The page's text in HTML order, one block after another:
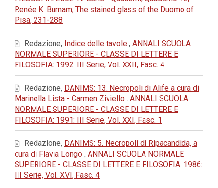
Renée K. Burnam, The stained glass of the Duomo of
Pisa, 231-288
Redazione, Indice delle tavole , ANNALI SCUOLA
NORMALE SUPERIORE - CLASSE DI LETTERE E
FILOSOFIA: 1992: III Serie, Vol. XXII, Fasc. 4
Redazione, DANIMS: 13. Necropoli di Alife a cura di
Marinella Lista - Carmen Ziviello , ANNALI SCUOLA
NORMALE SUPERIORE - CLASSE DI LETTERE E
FILOSOFIA: 1991: III Serie, Vol. XXI, Fasc. 1
Redazione, DANIMS: 5. Necropoli di Ripacandida, a
cura di Flavia Longo , ANNALI SCUOLA NORMALE
SUPERIORE - CLASSE DI LETTERE E FILOSOFIA: 1986:
III Serie, Vol. XVI, Fasc. 4